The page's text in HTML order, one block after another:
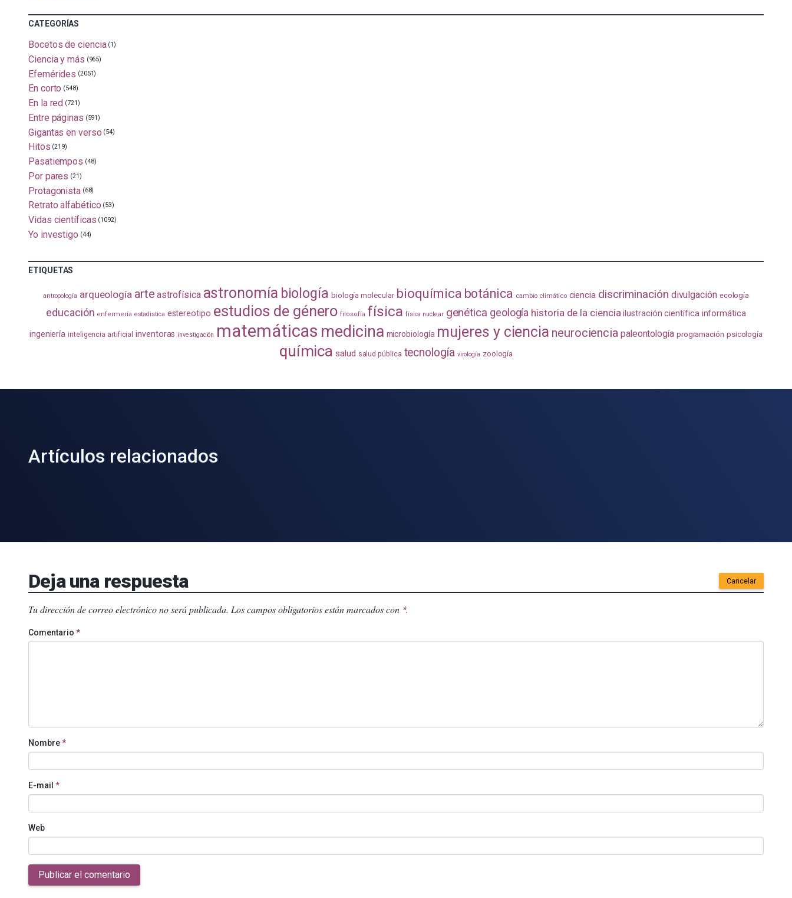
CATEGORÍAS
Bocetos de ciencia (1)
Ciencia y más (965)
Efemérides (2051)
En corto (548)
En la red (721)
Entre páginas (591)
Gigantas en verso (54)
Hitos (219)
Pasatiempos (48)
Por pares (21)
Protagonista (68)
Retrato alfabético (53)
Vidas científicas (1092)
Yo investigo (44)
ETIQUETAS
antropología arqueología arte astrofísica astronomía biología biología molecular bioquímica botánica cambio climático ciencia discriminación divulgación ecología
educación enfermería estadistica estereotipo estudios de género filosofía física física nuclear genética geología historia de la ciencia ilustración científica informática
ingeniería inteligencia artificial inventoras investigación matemáticas medicina microbiología mujeres y ciencia neurociencia paleontología programación psicología
química salud salud pública tecnología virología zoología
Artículos relacionados
Deja una respuesta Cancelar
Tu dirección de correo electrónico no será publicada. Los campos obligatorios están marcados con *.
Comentario *
Nombre*
E-mail *
Web
Publicar el comentario